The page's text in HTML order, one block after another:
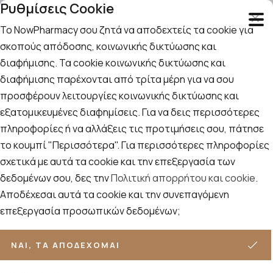
Αναζήτηση
Αρχική / Εταιρίες / La Roche Posay
/
La Roche Posay Μακιγιάζ
La Roche Posay Μακιγιάζ
Ταξινόμηση
Προβολή
13ΠΡΟΪΌΝΤΑ
Ρυθμίσεις Cookie
Το NowPharmacy σου ζητά να αποδεχτείς τα cookie για
σκοπούς απόδοσης, κοινωνικής δικτύωσης και
διαφήμισης. Τα cookie κοινωνικής δικτύωσης και
διαφήμισης παρέχονται από τρίτα μέρη για να σου
προσφέρουν λειτουργίες κοινωνικής δικτύωσης και
εξατομικευμένες διαφημίσεις. Για να δεις περισσότερες
πληροφορίες ή να αλλάξεις τις προτιμήσεις σου, πάτησε
το κουμπί "Περισσότερα". Για περισσότερες πληροφορίες
σχετικά με αυτά τα cookie και την επεξεργασία των
δεδομένων σου, δες τηνΠολιτική απορρήτου και cookie.
Αποδέχεσαι αυτά τα cookie και την συνεπαγόμενη
επεξεργασία προσωπικών δεδομένων;
ΝΑΙ, ΤΑ ΑΠΟΔΈΧΟΜΑΙ